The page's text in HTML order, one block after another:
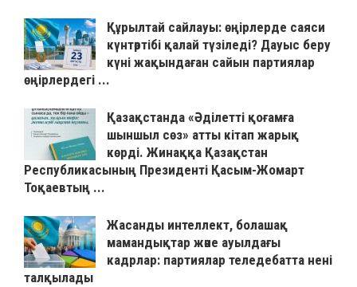
Құрылтай сайлауы: өңірлерде саяси
күнтәртібі қалай түзіледі? Дауыс беру
күні жақындаған сайын партиялар
өңірлердегі ...
Қазақстанда «Әділетті қоғамға
шыншыл сөз» атты кітап жарық
көрді. Жинаққа Қазақстан
Республикасының Президенті Қасым-Жомарт
Тоқаевтың ...
Жасанды интеллект, болашақ
мамандықтар және ауылдағы
кадрлар: партиялар теледебатта нені
талқылады